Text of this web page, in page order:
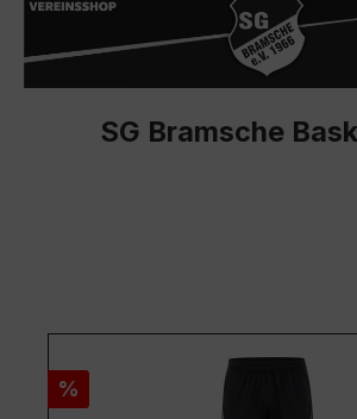
SG Bramsche
Rabatt
%